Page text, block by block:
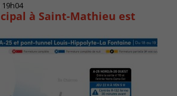
à Saint-Mathieu est